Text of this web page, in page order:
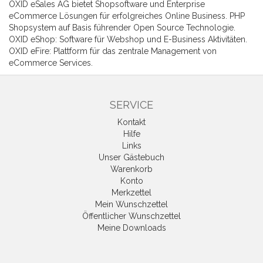
OXID eSales AG bietet Shopsoftware und Enterprise
eCommerce Lösungen für erfolgreiches Online Business. PHP
Shopsystem auf Basis führender Open Source Technologie.
OXID eShop: Software für Webshop und E-Business Aktivitäten.
OXID eFire: Plattform für das zentrale Management von
eCommerce Services.
SERVICE
Kontakt
Hilfe
Links
Unser Gästebuch
Warenkorb
Konto
Merkzettel
Mein Wunschzettel
Öffentlicher Wunschzettel
Meine Downloads